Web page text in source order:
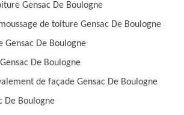
Gensac De Boulogne
de toiture Gensac De Boulogne
Gensac De Boulogne
De Boulogne
de façade Gensac De Boulogne
De Boulogne